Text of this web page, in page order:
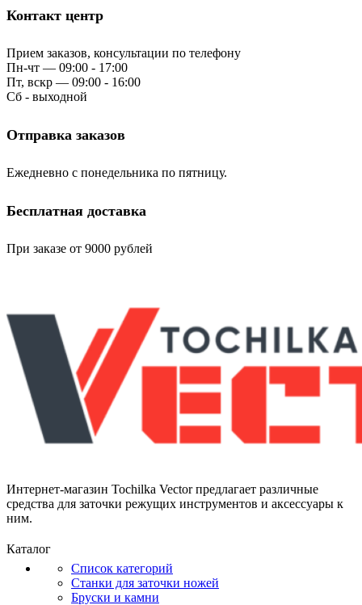
Контакт центр
Прием заказов, консультации по телефону
Пн-чт — 09:00 - 17:00
Пт, вскр — 09:00 - 16:00
Сб - выходной
Отправка заказов
Ежедневно с понедельника по пятницу.
Бесплатная доставка
При заказе от 9000 рублей
Интернет-магазин Tochilka Vector предлагает различные
средства для заточки режущих инструментов и аксессуары к
ним.
Каталог
Список категорий
Станки для заточки ножей
Бруски и камни